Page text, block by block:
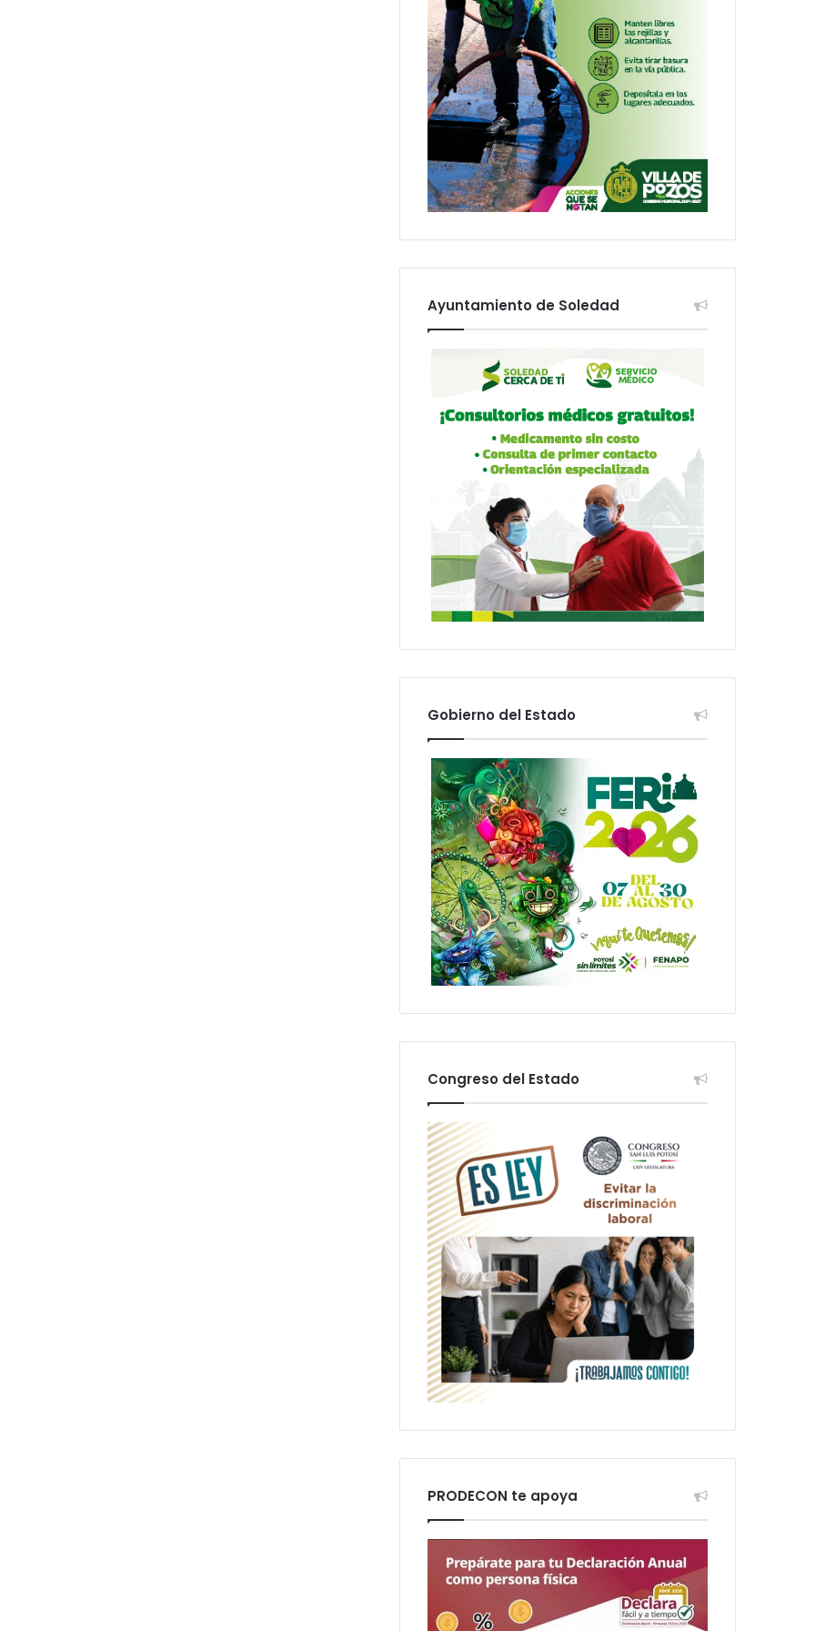
Ayuntamiento de Soledad
Gobierno del Estado
Congreso del Estado
PRODECON te apoya